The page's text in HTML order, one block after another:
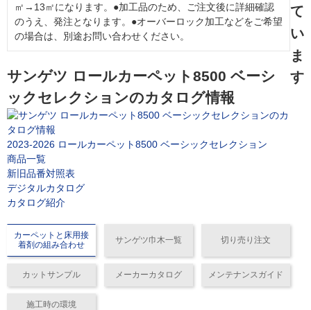
㎡→13㎡になります。●加工品のため、ご注文後に詳細確認
のうえ、発注となります。●オーバーロック加工などをご希望
の場合は、別途お問い合わせください。
サンゲツ ロールカーペット8500 ベーシ
ックセレクションのカタログ情報
2023-2026 ロールカーペット8500 ベーシックセレクション
商品一覧
新旧品番対照表
デジタルカタログ
カタログ紹介
カーペットと床用接
着剤の組み合わせ
サンゲツ巾木一覧 切り売り注文
カットサンプル メーカーカタログ メンテナンスガイド
施工時の環境
て
い
ま
す